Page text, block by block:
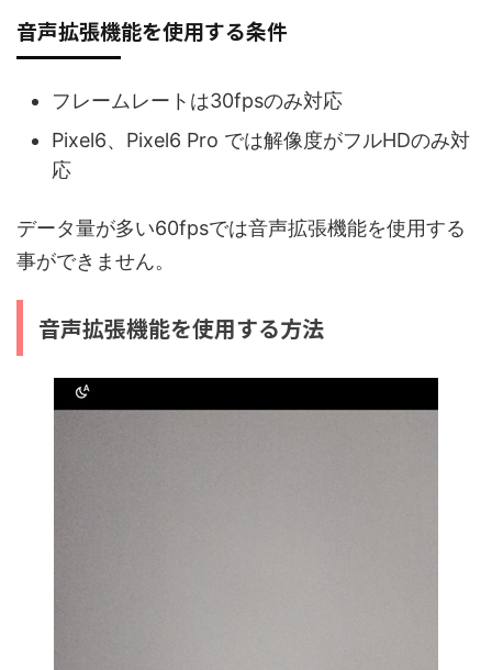
音声拡張機能を使用する条件
フレームレートは30fpsのみ対応
Pixel6、Pixel6 Pro では解像度がフルHDのみ対
応
データ量が多い60fpsでは音声拡張機能を使用する
事ができません。
音声拡張機能を使用する方法